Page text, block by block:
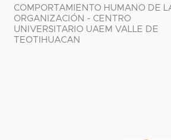
COMPORTAMIENTO HUMANO DE
ORGANIZACIÓN - CENTRO
UNIVERSITARIO UAEM VALLE DE
TEOTIHUACAN